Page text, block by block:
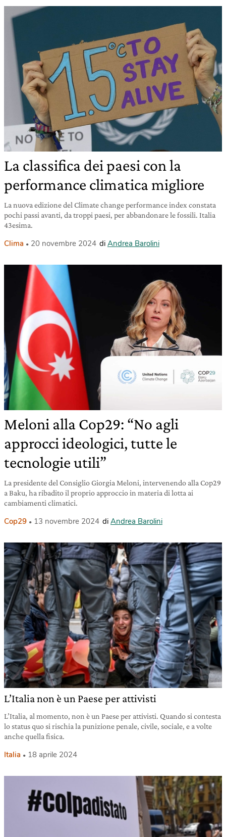
La classifica dei paesi con la
performance climatica migliore
La nuova edizione del Climate change performance index constata
pochi passi avanti, da troppi paesi, per abbandonare le fossili. Italia
43esima.
Clima 20 novembre 2024 di Andrea Barolini
Meloni alla Cop29: “No agli
approcci ideologici, tutte le
tecnologie utili”
La presidente del Consiglio Giorgia Meloni, intervenendo alla Cop29
a Baku, ha ribadito il proprio approccio in materia di lotta ai
cambiamenti climatici.
Cop29 13 novembre 2024 di Andrea Barolini
L’Italia non è un Paese per attivisti
L’Italia, al momento, non è un Paese per attivisti. Quando si contesta
lo status quo si rischia la punizione penale, civile, sociale, e a volte
anche quella fisica.
Italia 18 aprile 2024